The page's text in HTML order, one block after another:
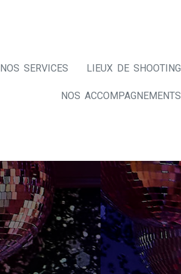
NOS SERVICES LIEUX DE SHOOTING
NOS ACCOMPAGNEMENTS